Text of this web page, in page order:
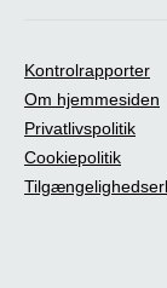
Kontrolrapporter
Om hjemmesiden
Privatlivspolitik
Cookiepolitik